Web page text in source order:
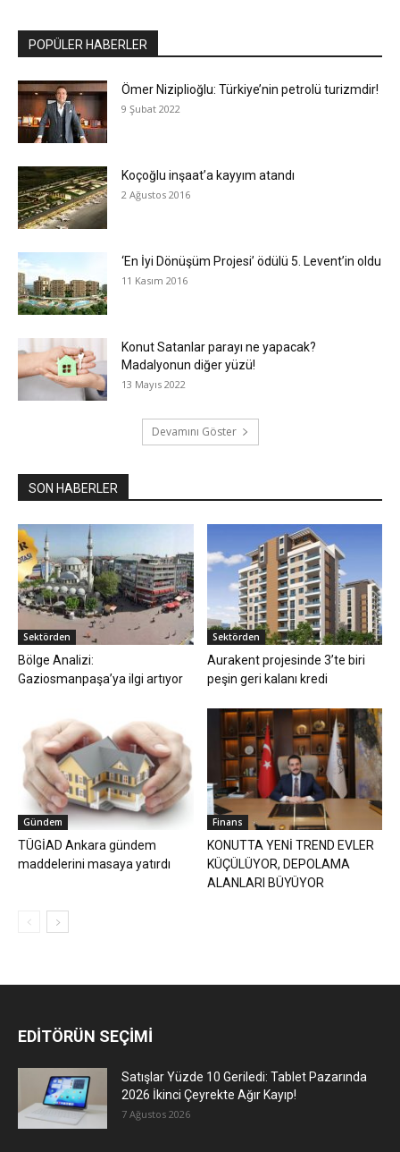
POPÜLER HABERLER
Ömer Niziplioğlu: Türkiye’nin petrolü turizmdir!
9 Şubat 2022
Koçoğlu inşaat’a kayyım atandı
2 Ağustos 2016
‘En İyi Dönüşüm Projesi’ ödülü 5. Levent’in oldu
11 Kasım 2016
Konut Satanlar parayı ne yapacak?
Madalyonun diğer yüzü!
13 Mayıs 2022
Devamını Göster
SON HABERLER
Sektörden
Bölge Analizi:
Gaziosmanpaşa’ya ilgi artıyor
Sektörden
Aurakent projesinde 3’te biri
peşin geri kalanı kredi
Gündem
TÜGİAD Ankara gündem
maddelerini masaya yatırdı
Finans
KONUTTA YENİ TREND EVLER
KÜÇÜLÜYOR, DEPOLAMA
ALANLARI BÜYÜYOR
EDİTÖRÜN SEÇİMİ
Satışlar Yüzde 10 Geriledi: Tablet Pazarında
2026 İkinci Çeyrekte Ağır Kayıp!
7 Ağustos 2026